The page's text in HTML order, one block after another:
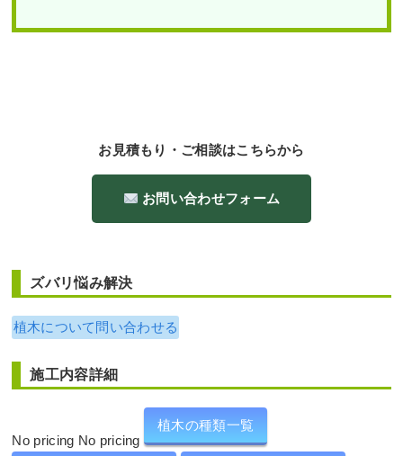
お見積もり・ご相談はこちらから
お問い合わせフォーム
ズバリ悩み解決
植木について問い合わせる
施工内容詳細
No pricing No pricing
植木の種類一覧